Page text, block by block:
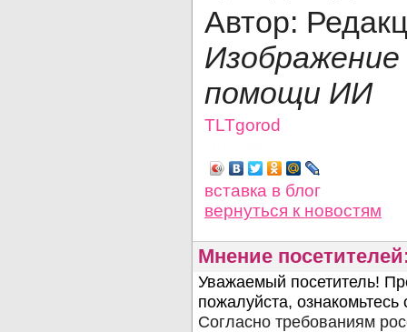
Автор:
помощи ИИ
TLTgorod
вставка в блог
вернуться к новостям
Мнение